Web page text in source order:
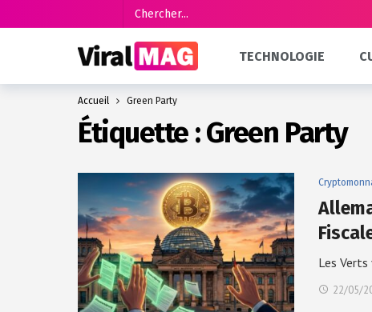
TECHNOLOGIE
Accueil Green Party
Étiquette :Green Party
Les
22/05/